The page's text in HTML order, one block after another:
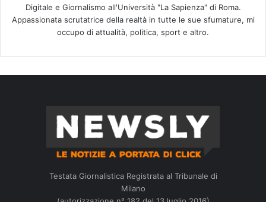
Digitale e Giornalismo all'Università "La Sapienza" di Roma.
Appassionata scrutatrice della realtà in tutte le sue sfumature, mi
occupo di attualità, politica, sport e altro.
Testata Giornalistica Registrata al Tribunale di
Milano